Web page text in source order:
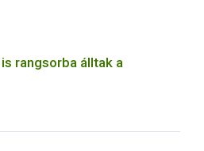
rangsorba álltak a